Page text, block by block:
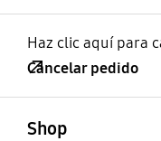
Haz clic aquí para
Cancelar pedido
Shop